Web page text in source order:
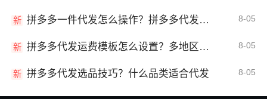
新 拼多多一件代发怎么操作？拼多多代发全流程 8-05
新 拼多多代发运费模板怎么设置？多地区运费 8-05
新 拼多多代发选品技巧？什么品类适合代发 8-05